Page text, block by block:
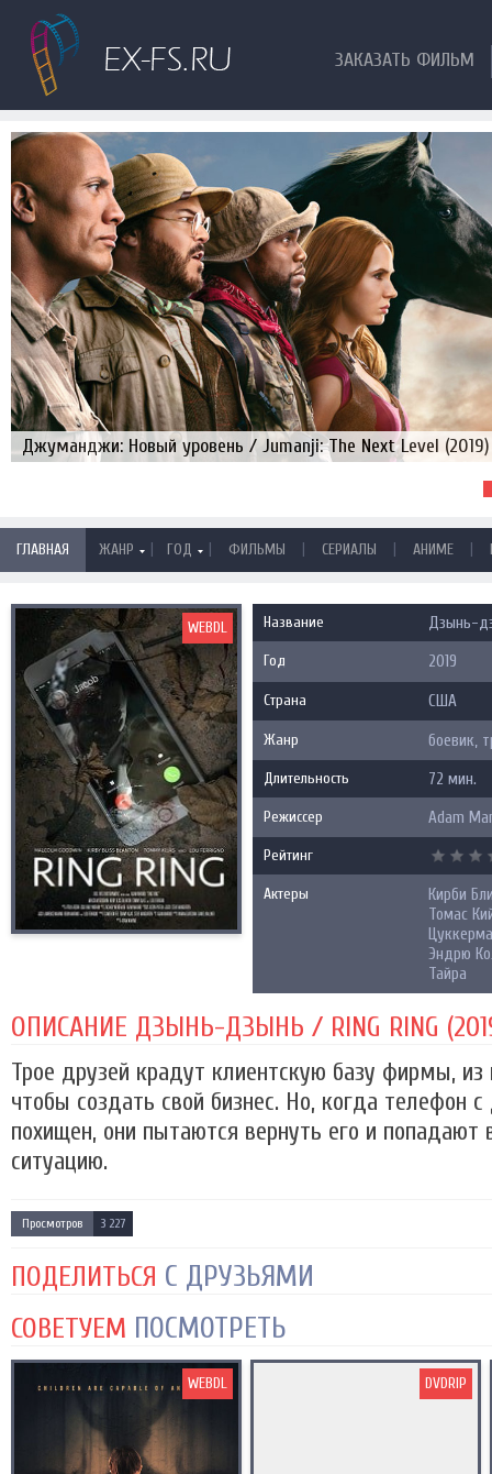
ЗАКАЗАТЬ ФИЛЬМ
Джуманджи: Новый уровень / Jumanji: The Next Level (2019)
ГЛАВНАЯ ЖАНР | ГОД | ФИЛЬМЫ | СЕРИАЛЫ | АНИМЕ |
WEBDL Название Дзынь-
Год 2019
Страна США
Жанр боевик,
Длительность 72 мин.
Режиссер Adam
Рейтинг
Актеры
Кирби
Томас
Эндрю
Тайра
ОПИСАНИЕ ДЗЫНЬ-ДЗЫНЬ / RING RING
Трое друзей крадут клиентскую базу фирмы, из
чтобы создать свой бизнес. Но, когда телефон
похищен, они пытаются вернуть его и попадают
ситуацию.
Просмотров 3 227
ПОДЕЛИТЬСЯ С ДРУЗЬЯМИ
СОВЕТУЕМ ПОСМОТРЕТЬ
WEBDL DVDRIP